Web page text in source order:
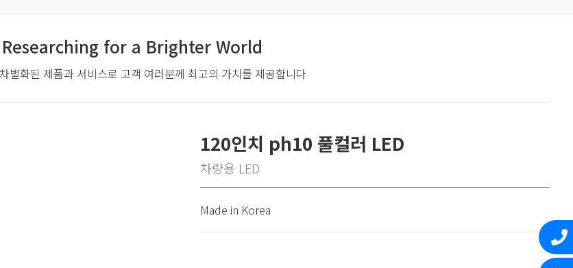
for a Brighter World
별화된 제품과 서비스로고객 여러분께 최고의 가치를 제공합니다
120인치 ph10 풀컬러 LED
차량용 LED
Made in Korea